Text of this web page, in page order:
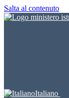
Salta al contenuto
Italiano